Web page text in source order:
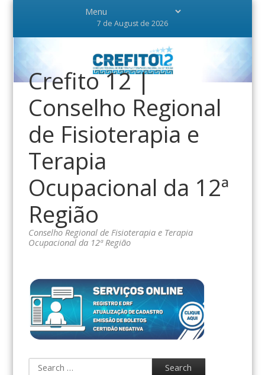
7 de August de 2026
Crefito 12 |
Conselho Regional
de Fisioterapia e
Terapia
Ocupacional da 12ª
Região
Conselho Regional de Fisioterapia e Terapia
Ocupacional da 12ª Região